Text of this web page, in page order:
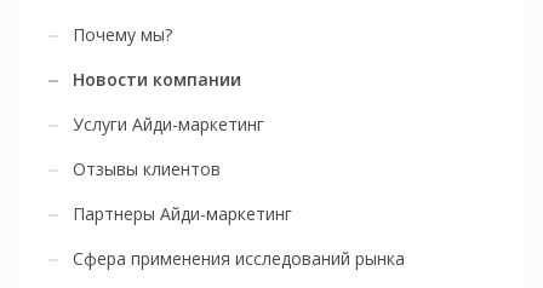
Почему мы?
Новости компании
Услуги Айди-маркетинг
Отзывы клиентов
Партнеры Айди-маркетинг
Сфера применения исследований рынка